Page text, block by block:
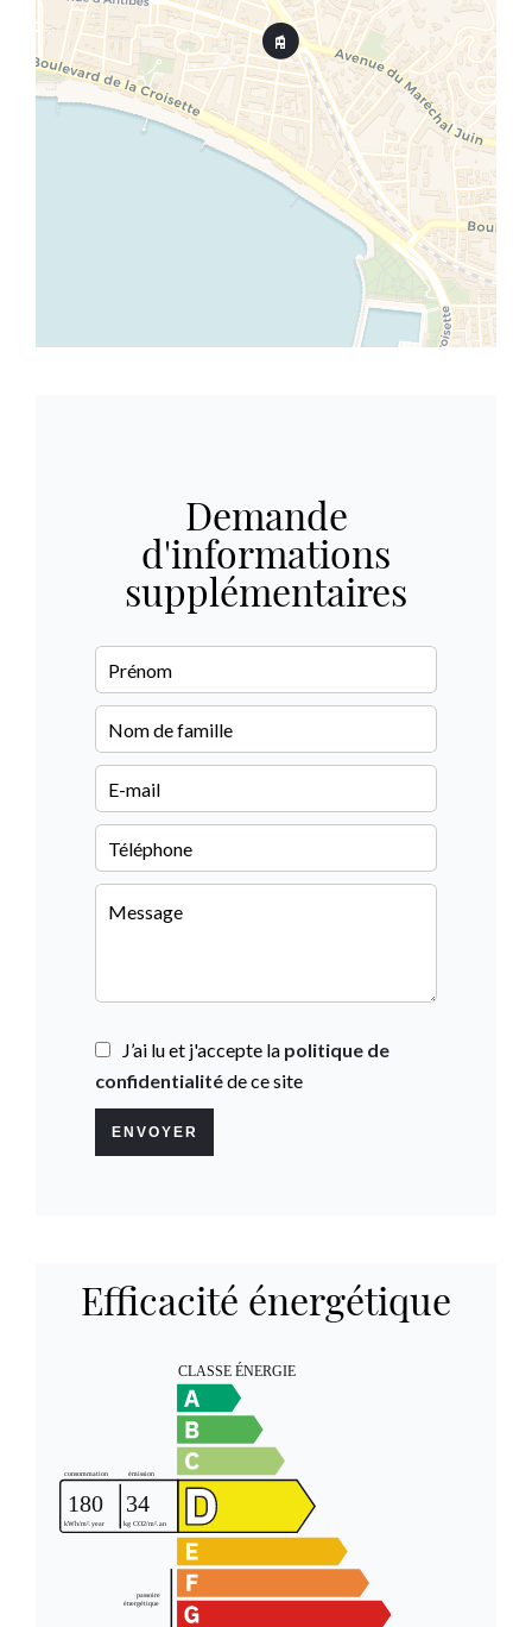
Demande
d'informations
supplémentaires
J’ai lu et j'accepte la politique de
confidentialitéde ce site
ENVOYER
Efficacité énergétique